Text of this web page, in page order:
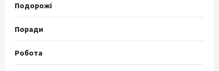
Подорожі
Поради
Робота